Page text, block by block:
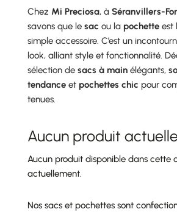
Chez Mi Preciosa, à Séranvillers-
savons que le sac ou la pochetteest
simple accessoire. C’est un
look, alliant style et fonctionnalité.
sélection de sacs à mainélégants,
tendanceet pochettes chic pour
tenues.
Aucun produit
Aucun produit disponible dans cette
actuellement.
Nos sacs et pochettes sont